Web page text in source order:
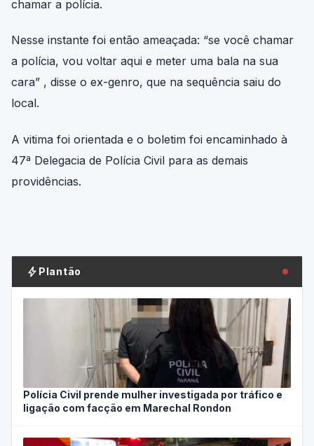
chamar a polícia.
Nesse instante foi então ameaçada: “se você chamar
a polícia, vou voltar aqui e meter uma bala na sua
cara” , disse o ex-genro, que na sequência saiu do
A vitima foi orientada e o boletim foi encaminhado à
47ª Delegacia de Polícia Civil para as demais
providências.
bolt
Polícia Civil prende mulher investigada por tráfico e
ligação com facção em Marechal Rondon